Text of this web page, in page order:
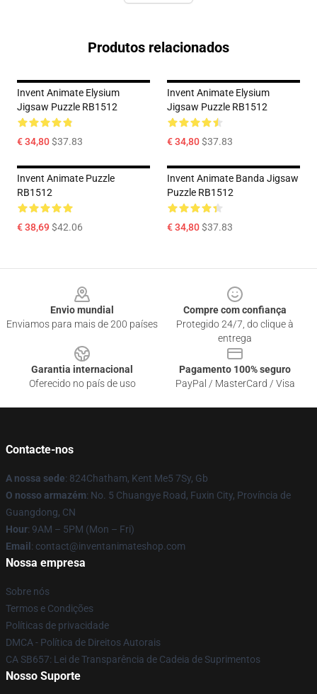
Produtos relacionados
Invent Animate Elysium
Jigsaw Puzzle RB1512
€ 34,80$37.83
Invent Animate Elysium
Jigsaw Puzzle RB1512
€ 34,80$37.83
Invent Animate Puzzle
RB1512
€ 38,69$42.06
Invent Animate Banda Jigsaw
Puzzle RB1512
€ 34,80$37.83
Envio mundial
Enviamos para mais de 200 países
Compre com confiança
Protegido 24/7, do clique à
entrega
Garantia internacional
Oferecido no país de uso
Pagamento 100% seguro
PayPal / MasterCard / Visa
Contacte-nos
A nossa sede: 824Chatham, Kent Me5 7Sy, Gb
O nosso armazém: No. 5 Chuangye Road, Fuxin City, Província de
Guangdong, CN
Hour: 9AM – 5PM (Mon – Fri)
Email : contact@inventanimateshop.com
Nossa empresa
Sobre nós
Termos e Condições
Políticas de privacidade
DMCA - Política de Direitos Autorais
CA SB657: Lei de Transparência de Cadeia de Suprimentos
Nosso Suporte